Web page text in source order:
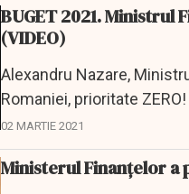
BUGET 2021.
(VIDEO)
Alexandru Nazare,
Romaniei, prioritate
investiţiilor a...
02 MARTIE 2021
Ministerul Finanţelor a